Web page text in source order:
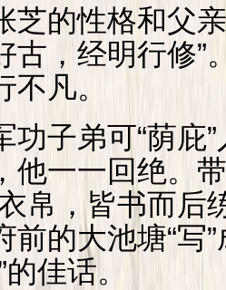
的性格和父亲
古，经明行修”
凡。
子弟可“荫庇”
他一一回绝。
帛，皆书而后
前的大池塘“写
佳话。